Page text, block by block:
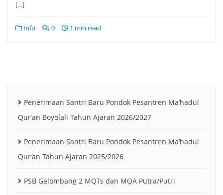
[…]
Info 0 1 min read
Penerimaan Santri Baru Pondok Pesantren Ma’hadul
Qur’an Boyolali Tahun Ajaran 2026/2027
Penerimaan Santri Baru Pondok Pesantren Ma’hadul
Qur’an Tahun Ajaran 2025/2026
PSB Gelombang 2 MQTs dan MQA Putra/Putri